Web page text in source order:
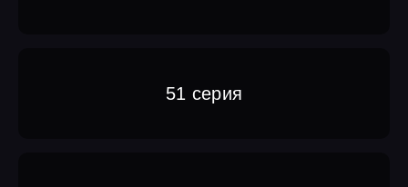
51 серия